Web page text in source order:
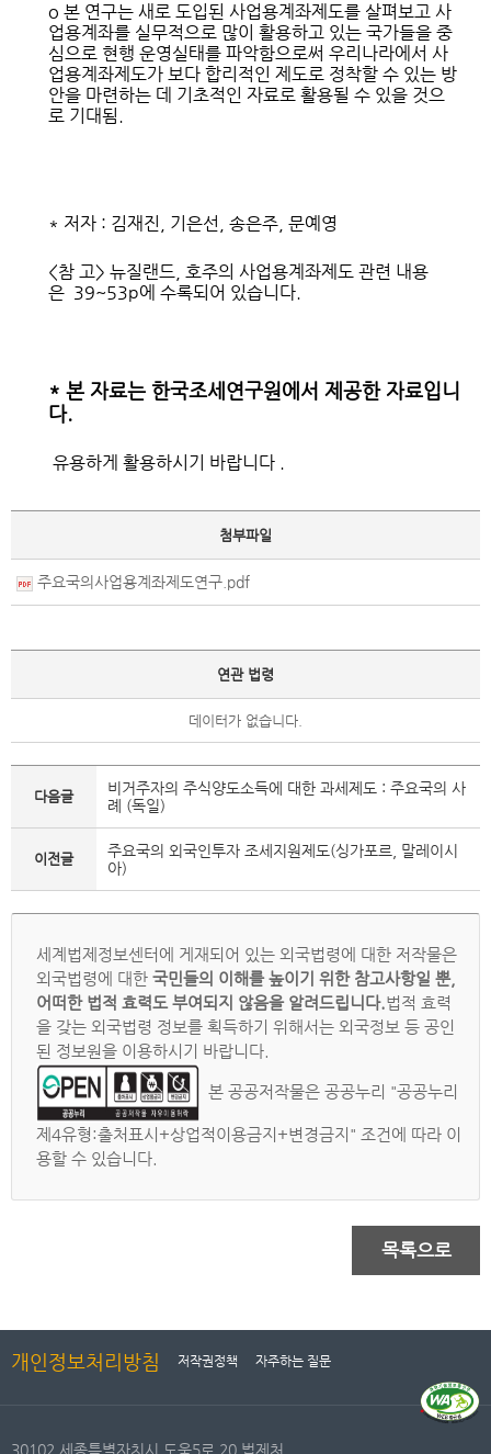
o 본 연구는 새로 도입된 사업용계좌제도를 살펴보고 사
업용계좌를 실무적으로 많이 활용하고 있는 국가들을 중
심으로 현행 운영실태를 파악함으로써 우리나라에서 사
업용계좌제도가 보다 합리적인 제도로 정착할 수 있는 방
안을 마련하는 데 기초적인 자료로 활용될 수 있을 것으
로 기대됨.
* 저자 : 김재진, 기은선, 송은주, 문예영
<참 고> 뉴질랜드, 호주의 사업용계좌제도 관련 내용
은 39~53p에 수록되어 있습니다.
* 본 자료는 한국조세연구원에서 제공한 자료입니
다.
유용하게 활용하시기 바랍니다 .
첨부파일
주요국의사업용계좌제도연구.pdf
연관 법령
데이터가 없습니다.
다음글
비거주자의 주식양도소득에 대한 과세제도 : 주요국의 사
례 (독일)
이전글
주요국의 외국인투자 조세지원제도(싱가포르, 말레이시
아)
세계법제정보센터에 게재되어 있는 외국법령에 대한 저작물은
외국법령에 대한 국민들의 이해를 높이기 위한 참고사항일 뿐,
어떠한 법적 효력도 부여되지 않음을 알려드립니다.법적 효력
을 갖는 외국법령 정보를 획득하기 위해서는 외국정보 등 공인
된 정보원을 이용하시기 바랍니다.
본 공공저작물은 공공누리 "공공누리
제4유형:출처표시+상업적이용금지+변경금지" 조건에 따라 이
용할 수 있습니다.
목록으로
개인정보처리방침 저작권정책 자주하는 질문
30102 세종특별자치시 도움5로 20 법제처